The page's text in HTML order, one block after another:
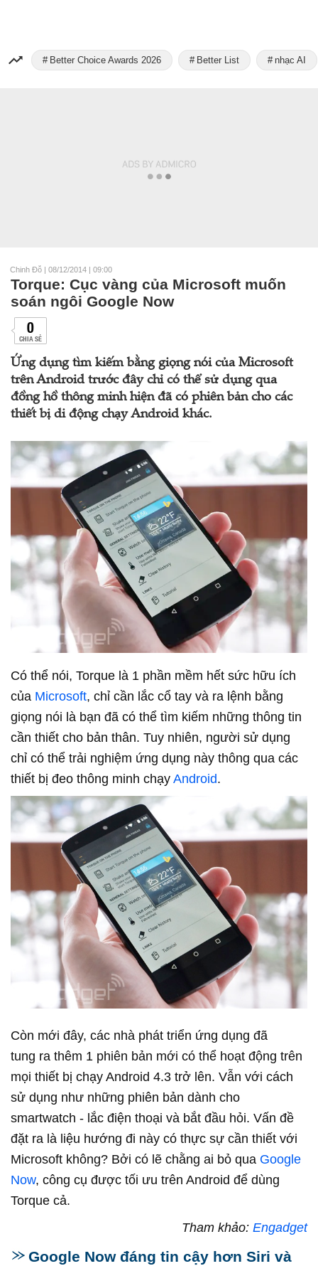
Better Choice Awards 2026 Better List nhạc AI
Chinh Đỗ | 08/12/2014 | 09:00
Torque: Cục vàng của Microsoft muốn
soán ngôi Google Now
0
CHIA SẺ
Ứng dụng tìm kiếm bằng giọng nói của Microsoft
trên Android trước đây chỉ có thể sử dụng qua
đồng hồ thông minh hiện đã có phiên bản cho các
thiết bị di động chạy Android khác.
Có thể nói, Torque là 1 phần mềm hết sức hữu ích
của Microsoft, chỉ cần lắc cổ tay và ra lệnh bằng
giọng nói là bạn đã có thể tìm kiếm những thông tin
cần thiết cho bản thân. Tuy nhiên, người sử dụng
chỉ có thể trải nghiệm ứng dụng này thông qua các
thiết bị đeo thông minh chạy Android.
Còn mới đây, các nhà phát triển ứng dụng đã
tung ra thêm 1 phiên bản mới có thể hoạt động trên
mọi thiết bị chạy Android 4.3 trở lên. Vẫn với cách
sử dụng như những phiên bản dành cho
smartwatch - lắc điện thoại và bắt đầu hỏi. Vấn đề
đặt ra là liệu hướng đi này có thực sự cần thiết với
Microsoft không? Bởi có lẽ chằng ai bỏ qua Google
Now, công cụ được tối ưu trên Android để dùng
Torque cả.
Tham khảo: Engadget
Google Now đáng tin cậy hơn Siri và